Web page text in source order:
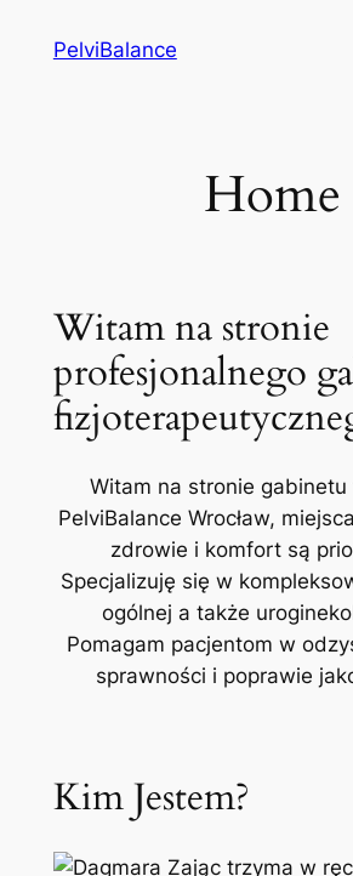
PelviBalance
Home
Witam na stronie
profesjonalnego
Witam na stronie
PelviBalance Wrocław,
zdrowie i komfort są
Specjalizuję się w
ogólnej a także
Pomagam pacjentom w
sprawności i poprawie
Kim Jestem?